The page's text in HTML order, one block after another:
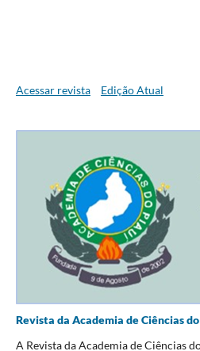
Acessar revista Edição Atual
Revista da Academia de Ciências
A Revista da Academia de Ciências